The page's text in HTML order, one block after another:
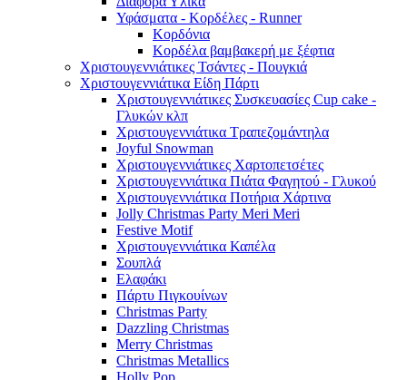
Υφάσματα - Κορδέλες - Runner
Κορδόνια
Κορδέλα βαμβακερή με ξέφτια
Χριστουγεννιάτικες Τσάντες - Πουγκιά
Χριστουγεννιάτικα Είδη Πάρτι
Χριστουγεννιάτικες Συσκευασίες Cup cake -
Γλυκών κλπ
Χριστουγεννιάτικα Τραπεζομάντηλα
Joyful Snowman
Χριστουγεννιάτικες Χαρτοπετσέτες
Χριστουγεννιάτικα Πιάτα Φαγητού - Γλυκού
Χριστουγεννιάτικα Ποτήρια Χάρτινα
Jolly Christmas Party Meri Meri
Festive Motif
Χριστουγεννιάτικα Καπέλα
Σουπλά
Ελαφάκι
Πάρτυ Πιγκουίνων
Christmas Party
Dazzling Christmas
Merry Christmas
Christmas Metallics